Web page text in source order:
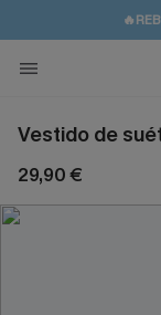
Vestido de
29,90 €